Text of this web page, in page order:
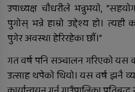
उपाध्यक्ष चौधरीले भन्नुभयाे,
पुगोस् भन्ने हाम्रो उद्देश्य हो।
पुगेर अवस्था हेरिरहेका छौं।”
गत वर्ष पनि सञ्चालन गरिएको यस
उत्साह थपेको थियो। यस वर्ष झनै